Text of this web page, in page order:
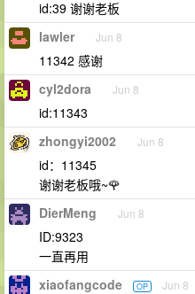
id:39 谢谢老板
lawler Jun 8
11342 感谢
cyl2dora Jun 8
id:11343
zhongyi2002 Jun 8
id：11345
谢谢老板哦~🌹
DierMeng Jun 8
ID:9323
一直再用
xiaofangcode OP Jun 8